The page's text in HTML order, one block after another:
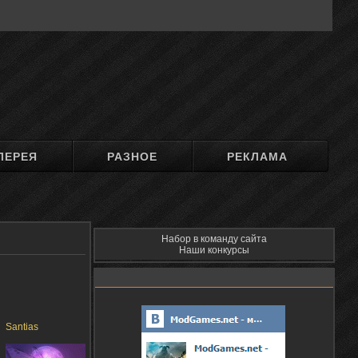
РАЗНОЕ РЕКЛАМА
Santias
Набор в команду сайта
Наши конкурсы